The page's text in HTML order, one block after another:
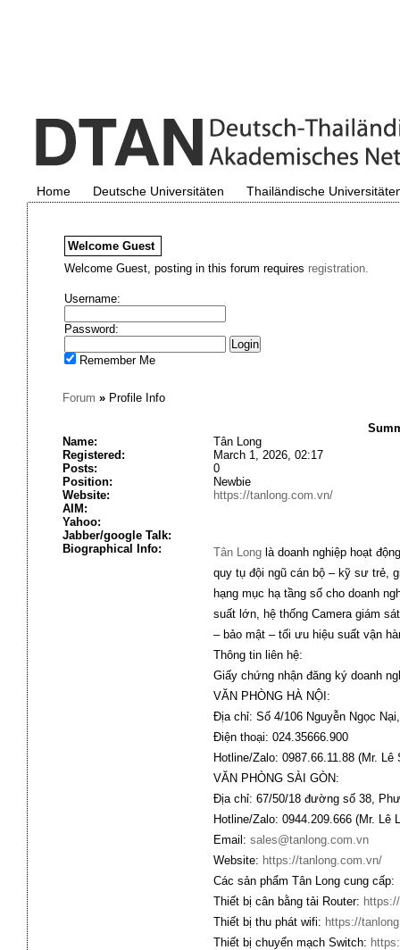
Home Deutsche Universitäten Thailändische
Welcome Guest
Welcome Guest, posting in this forum requires registration.
Username:
Password:
Remember Me
Forum »Profile Info
Name:
Tân Long
Registered:
March 1, 2026, 02:17
Posts:
0
Position:
Newbie
Website:
https://tanlong.com.vn/
AIM:
Yahoo:
Jabber/google Talk:
Biographical Info:
Tân Long là doanh nghiệp hoạt
quy tụ đội ngũ cán bộ – kỹ sư trẻ,
hạng mục hạ tầng số cho doanh
suất lớn, hệ thống Camera giám
– bảo mật – tối ưu hiệu suất vận
Thông tin liên hệ:
Giấy chứng nhận đăng ký doanh
VĂN PHÒNG HÀ NỘI:
Địa chỉ: Số 4/106 Nguyễn Ngọc
Điện thoại: 024.35666.900
Hotline/Zalo: 0987.66.11.88 (Mr. Lê
VĂN PHÒNG SÀI GÒN:
Địa chỉ: 67/50/18 đường số 38,
Hotline/Zalo: 0944.209.666 (Mr. Lê
Email: sales@tanlong.com.vn
Website: https://tanlong.com.vn/
Các sản phẩm Tân Long cung cấp:
Thiết bị cân bằng tải Router:
Thiết bị thu phát wifi: https://
Thiết bị chuyển mạch Switch: